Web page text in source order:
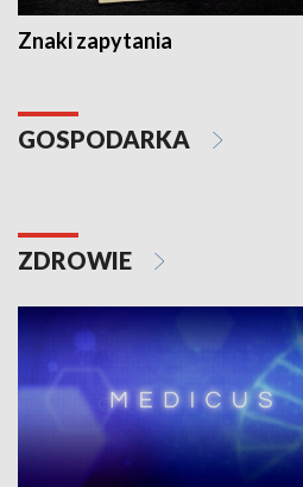
Znaki zapytania
GOSPODARKA
ZDROWIE